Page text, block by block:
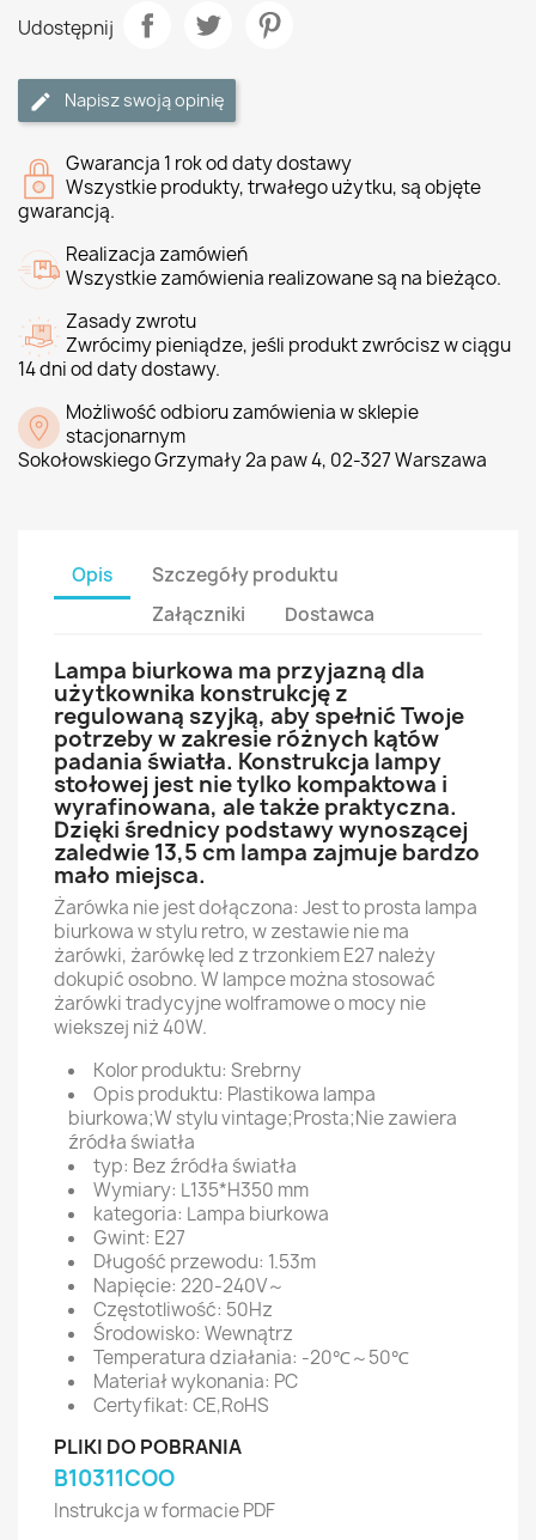
Udostępnij
Napisz swoją opinię
Gwarancja 1 rok od daty dostawy
Wszystkie produkty, trwałego użytku, są objęte
gwarancją.
Realizacja zamówień
Wszystkie zamówienia realizowane są na bieżąco.
Zasady zwrotu
Zwrócimy pieniądze, jeśli produkt zwrócisz w ciągu
14 dni od daty dostawy.
Możliwość odbioru zamówienia w sklepie
stacjonarnym
Sokołowskiego Grzymały 2a paw 4, 02-327 Warszawa
Opis
Szczegóły produktu
Załączniki
Dostawca
Lampa biurkowa ma przyjazną dla
użytkownika konstrukcję z
regulowaną szyjką, aby spełnić Twoje
potrzeby w zakresie różnych kątów
padania światła. Konstrukcja lampy
stołowej jest nie tylko kompaktowa i
wyrafinowana, ale także praktyczna.
Dzięki średnicy podstawy wynoszącej
zaledwie 13,5 cm lampa zajmuje bardzo
mało miejsca.
Żarówka nie jest dołączona: Jest to prosta lampa
biurkowa w stylu retro, w zestawie nie ma
żarówki, żarówkę led z trzonkiem E27 należy
dokupić osobno. W lampce można stosować
żarówki tradycyjne wolframowe o mocy nie
wiekszej niż 40W.
Kolor produktu: Srebrny
Opis produktu: Plastikowa lampa
biurkowa;W stylu vintage;Prosta;Nie zawiera
źródła światła
typ: Bez źródła światła
Wymiary: L135*H350 mm
kategoria: Lampa biurkowa
Gwint: E27
Długość przewodu: 1.53m
Napięcie: 220-240V～
Częstotliwość: 50Hz
Środowisko: Wewnątrz
Temperatura działania: -20℃～50℃
Materiał wykonania: PC
Certyfikat: CE,RoHS
PLIKI DO POBRANIA
B10311COO
Instrukcja w formacie PDF